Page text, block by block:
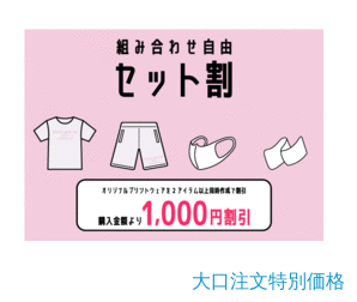
大口注文特別価格